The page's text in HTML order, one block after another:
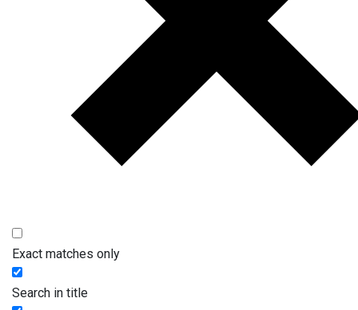
Exact matches only
Search in title